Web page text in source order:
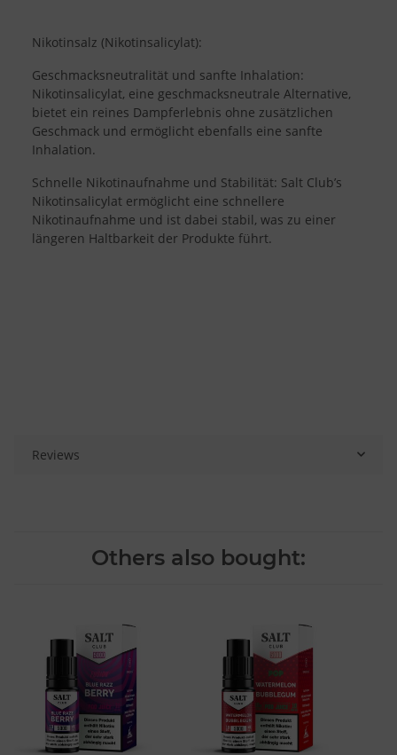
Nikotinsalz (Nikotinsalicylat):
Geschmacksneutralität und sanfte Inhalation:
Nikotinsalicylat, eine geschmacksneutrale Alternative,
bietet ein reines Dampferlebnis ohne zusätzlichen
Geschmack und ermöglicht ebenfalls eine sanfte
Inhalation.
Schnelle Nikotinaufnahme und Stabilität: Salt Club’s
Nikotinsalicylat ermöglicht eine schnellere
Nikotinaufnahme und ist dabei stabil, was zu einer
längeren Haltbarkeit der Produkte führt.
Reviews
Others also bought: